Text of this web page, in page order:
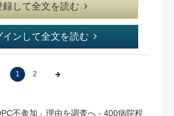
録して全文を読む
インして全文を読む
1 2
不参加」理由を調査へ - 400病院程